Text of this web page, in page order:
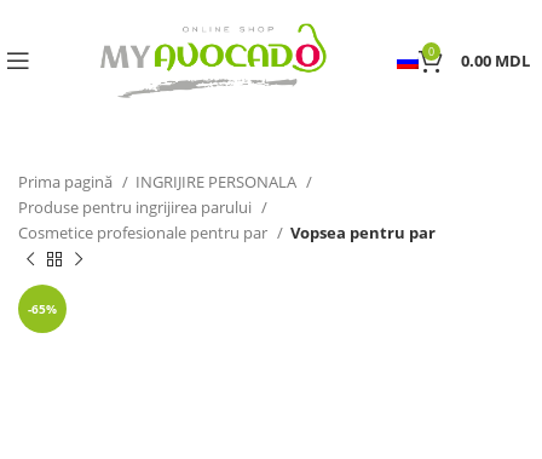
0 0.00 MDL
Prima pagină
INGRIJIRE PERSONALA
Produse pentru ingrijirea parului
Cosmetice profesionale pentru par
Vopsea pentru par
-65%